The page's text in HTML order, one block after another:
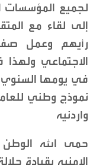
لجميع المؤسسات
إلى لقاء مع
رأيهم وعمل
الاجتماعي
في يومها
نموذج وطني
واردنيه
حمى الله
الامنيه بقيادة